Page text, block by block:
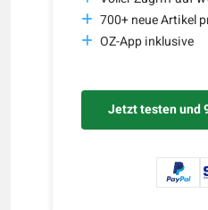
700+ neue Artikel
OZ-App inklusive
Jetzt testen und